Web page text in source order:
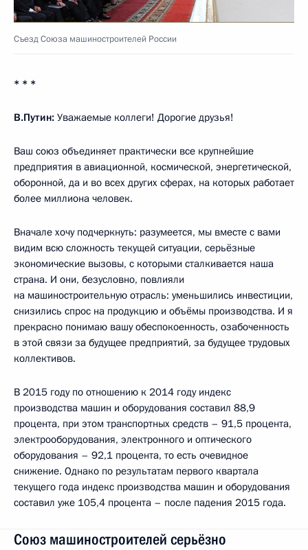
Съезд Союза машиностроителей России
* * *
В.Путин: Уважаемые коллеги! Дорогие друзья!
Ваш союз объединяет практически все крупнейшие
предприятия в авиационной, космической, энергетической,
оборонной, да и во всех других сферах, на которых работает
более миллиона человек.
Вначале хочу подчеркнуть: разумеется, мы вместе с вами
видим всю сложность текущей ситуации, серьёзные
экономические вызовы, с которыми сталкивается наша
страна. И они, безусловно, повлияли
на машиностроительную отрасль: уменьшились инвестиции,
снизились спрос на продукцию и объёмы производства. И я
прекрасно понимаю вашу обеспокоенность, озабоченность
в этой связи за будущее предприятий, за будущее трудовых
коллективов.
В 2015 году по отношению к 2014 году индекс
производства машин и оборудования составил 88,9
процента, при этом транспортных средств – 91,5 процента,
электрооборудования, электронного и оптического
оборудования – 92,1 процента, то есть очевидное
снижение. Однако по результатам первого квартала
текущего года индекс производства машин и оборудования
составил уже 105,4 процента – после падения 2015 года.
Союз машиностроителей серьёзно